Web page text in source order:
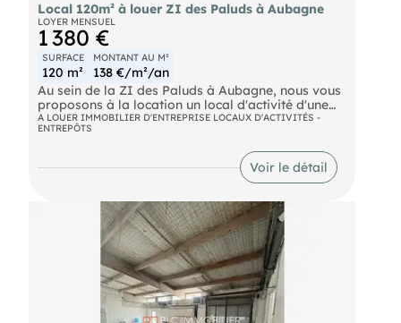
Local 120m² à louer ZI des Paluds à Aubagne
LOYER MENSUEL
1 380 €
SURFACE
120 m²
MONTANT AU M²
138 €/m²/an
Au sein de la ZI des Paluds à Aubagne, nous vous
proposons à la location un local d'activité d'une
surface d'environ 120 m2 comprenant un espace
de stockage, 2 Bureaux cloisonnés (50m²) et
sanitaire. Possibilité de louer jusqu'à 360 m² de
A LOUER IMMOBILIER D'ENTREPRISE LOCAUX D'ACTIVITÉS -
ENTREPÔTS
Voir le détail